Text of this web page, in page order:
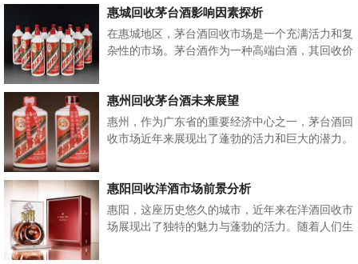
惠城回收茅台酒影响因素探析
在惠城地区，茅台酒回收市场是一个充满活力和复
杂性的市场。茅台酒作为一种高端白酒，其回收价
惠州回收茅台酒未来展望
惠州，作为广东省的重要经济中心之一，茅台酒回
收市场近年来展现出了蓬勃的活力和巨大的潜力。
惠阳回收洋酒市场前景分析
惠阳，这座历史悠久的城市，近年来在洋酒回收市
场展现出了独特的魅力与蓬勃的活力。随着人们生